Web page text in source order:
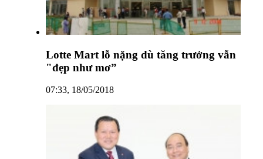
Lotte Mart lỗ nặng dù tăng trưởng vẫn
"đẹp như mơ”
07:33, 18/05/2018